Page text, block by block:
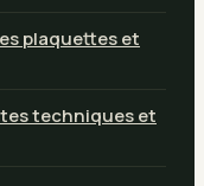
plaquettes et
techniques et